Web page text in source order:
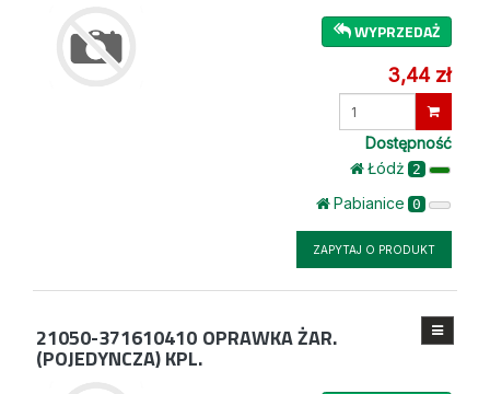
WYPRZEDAŻ
3,44 zł
Dostępność
Łódż 2
Pabianice 0
ZAPYTAJ O PRODUKT
21050-371610410 OPRAWKA ŻAR.
(POJEDYNCZA) KPL.